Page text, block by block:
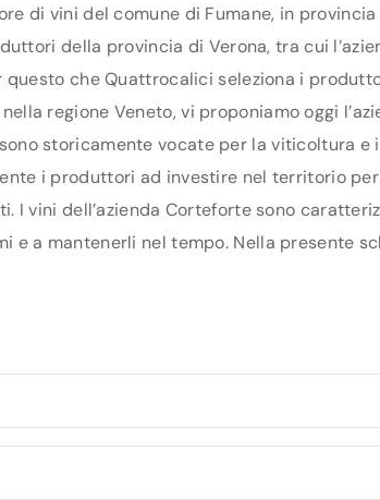
di vini del comune di Fumane, in
della provincia di Verona, tra cui
questo che Quattrocalici seleziona i
regione Veneto, vi proponiamo oggi
storicamente vocate per la viticoltura
i produttori ad investire nel territorio
I vini dell’azienda Corteforte sono
e a mantenerli nel tempo. Nella presente